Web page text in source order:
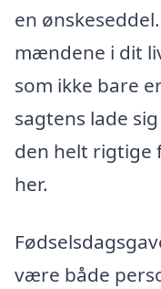
en
mændene i dit
som ikke bare
sagtens lade
den helt rigtige
her.
være både